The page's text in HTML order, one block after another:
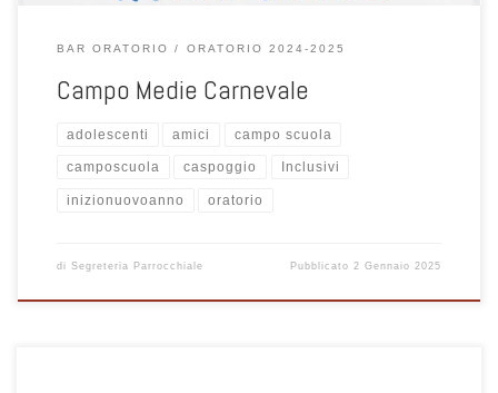
BAR ORATORIO ORATORIO 2024-2025
Campo Medie Carnevale
adolescenti amici campo scuola
camposcuola caspoggio Inclusivi
inizionuovoanno oratorio
di Segreteria Parrocchiale Pubblicato 2 Gennaio 2025